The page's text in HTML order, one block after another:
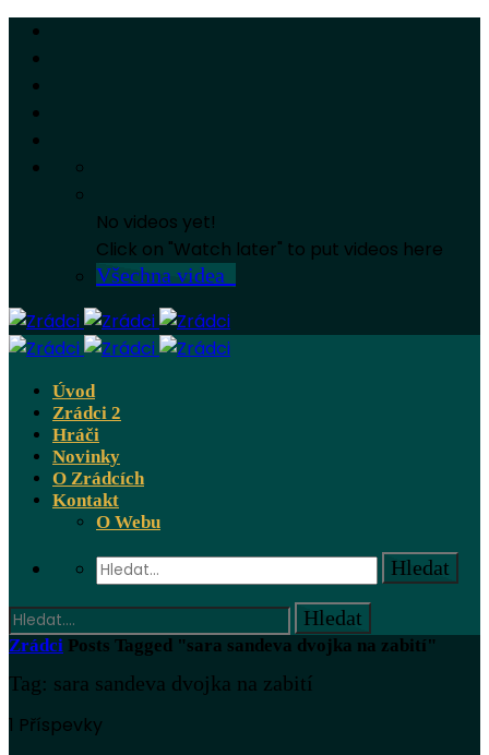
No videos yet!
Click on "Watch later" to put videos here
Všechna videa
Úvod
Zrádci 2
Hráči
Novinky
O Zrádcích
Kontakt
O Webu
Zrádci Posts Tagged "sara sandeva dvojka na zabití"
Tag: sara sandeva dvojka na zabití
1 Příspevky